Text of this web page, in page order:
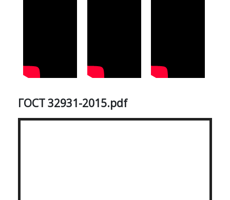
ГОСТ 32931-2015.pdf